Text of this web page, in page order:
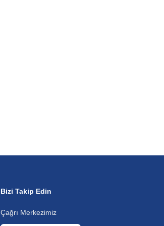
Bizi Takip Edin
Çağrı Merkezimiz